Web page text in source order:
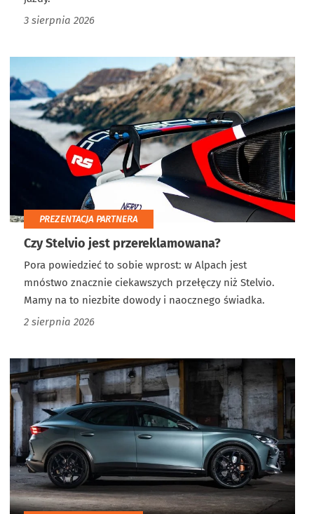
3 sierpnia 2026
PREZENTACJA PARTNERA
Czy Stelvio jest przereklamowana?
Pora powiedzieć to sobie wprost: w Alpach jest
mnóstwo znacznie ciekawszych przełęczy niż Stelvio.
Mamy na to niezbite dowody i naocznego świadka.
2 sierpnia 2026